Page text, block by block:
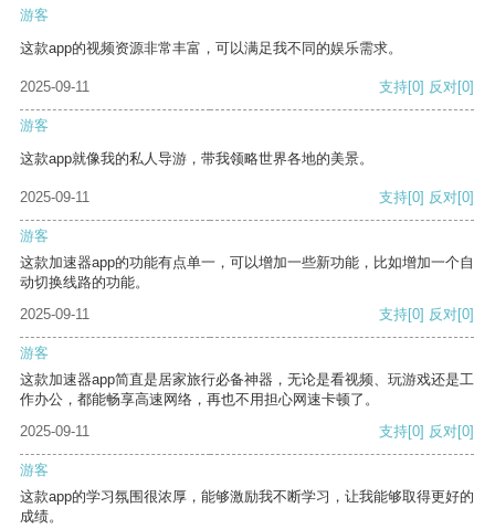
游客
这款app的视频资源非常丰富，可以满足我不同的娱乐需求。
2025-09-11 支持[0] 反对[0]
游客
这款app就像我的私人导游，带我领略世界各地的美景。
2025-09-11 支持[0] 反对[0]
游客
这款加速器app的功能有点单一，可以增加一些新功能，比如增加一个自
动切换线路的功能。
2025-09-11
支持[0] 反对[0]
游客
这款加速器app简直是居家旅行必备神器，无论是看视频、玩游戏还是工
作办公，都能畅享高速网络，再也不用担心网速卡顿了。
2025-09-11
支持[0] 反对[0]
游客
这款app的学习氛围很浓厚，能够激励我不断学习，让我能够取得更好的
成绩。